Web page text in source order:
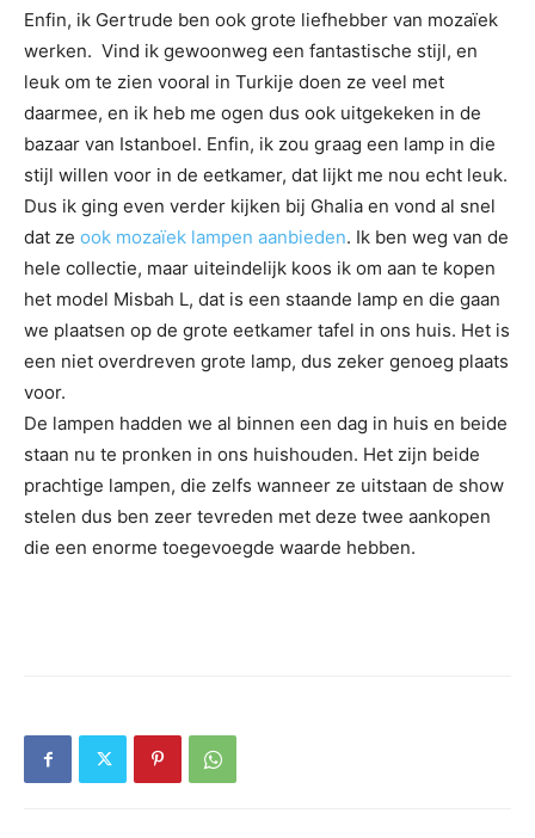
Enfin, ik Gertrude ben ook grote liefhebber van mozaïek
werken. Vind ik gewoonweg een fantastische stijl, en
leuk om te zien vooral in Turkije doen ze veel met
daarmee, en ik heb me ogen dus ook uitgekeken in de
bazaar van Istanboel. Enfin, ik zou graag een lamp in die
stijl willen voor in de eetkamer, dat lijkt me nou echt leuk.
Dus ik ging even verder kijken bij Ghalia en vond al snel
dat ze ook mozaïek lampen aanbieden. Ik ben weg van de
hele collectie, maar uiteindelijk koos ik om aan te kopen
het model Misbah L, dat is een staande lamp en die gaan
we plaatsen op de grote eetkamer tafel in ons huis. Het is
een niet overdreven grote lamp, dus zeker genoeg plaats
voor.
De lampen hadden we al binnen een dag in huis en beide
staan nu te pronken in ons huishouden. Het zijn beide
prachtige lampen, die zelfs wanneer ze uitstaan de show
stelen dus ben zeer tevreden met deze twee aankopen
die een enorme toegevoegde waarde hebben.